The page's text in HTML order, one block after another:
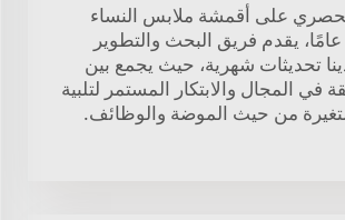
على أقمشة ملابس النساء
لأكثر من 13 عامًا، يقدم فريق البحث والتطوير
تحديثات شهرية، حيث يجمع بين
في المجال والابتكار المستمر لتلبية
من حيث الموضة والوظائف.